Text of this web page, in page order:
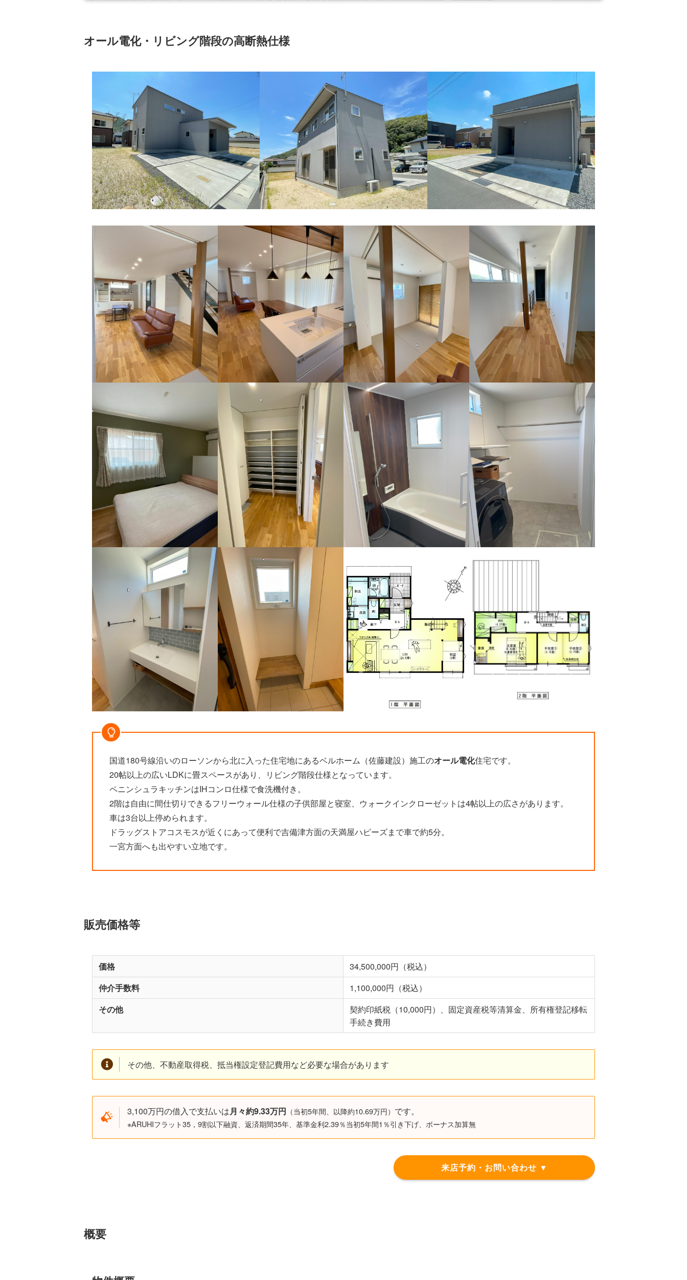
オール電化・リビング階段の高断熱仕様
国道180号線沿いのローソンから北に入った住宅地にあるベルホーム（佐藤建設）施工のオール電化住宅です。
20帖以上の広いLDKに畳スペースがあり、リビング階段仕様となっています。
ペニンシュラキッチンはIHコンロ仕様で食洗機付き。
2階は自由に間仕切りできるフリーウォール仕様の子供部屋と寝室、ウォークインクローゼットは4帖以上の広さがあります。
車は3台以上停められます。
ドラッグストアコスモスが近くにあって便利で吉備津方面の天満屋ハピーズまで車で約5分。
一宮方面へも出やすい立地です。
販売価格等
価格
34,500,000円（税込）
仲介手数料
1,100,000円（税込）
その他
契約印紙税（10,000円）、固定資産税等清算金、所有権登記移転
手続き費用
その他、不動産取得税、抵当権設定登記費用など必要な場合があります
3,100万円の借入で支払いは月々約9.33万円 （当初5年間、以降約10.69万円） です。
※ARUHIフラット35，9割以下融資、返済期間35年、基準金利2.39％当初5年間1％引き下げ、ボーナス加算無
来店予約・お問い合わせ ▼
概要